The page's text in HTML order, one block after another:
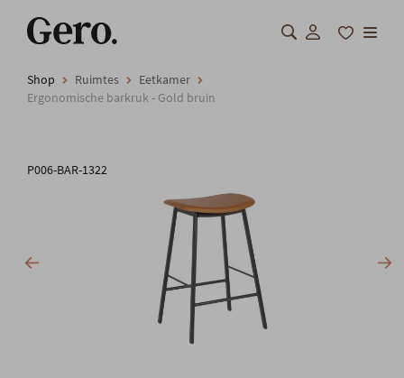
Shop
Shop Ruimtes
Eetkamer
Ergonomische barkruk - Gold bruin
P006-BAR-1322